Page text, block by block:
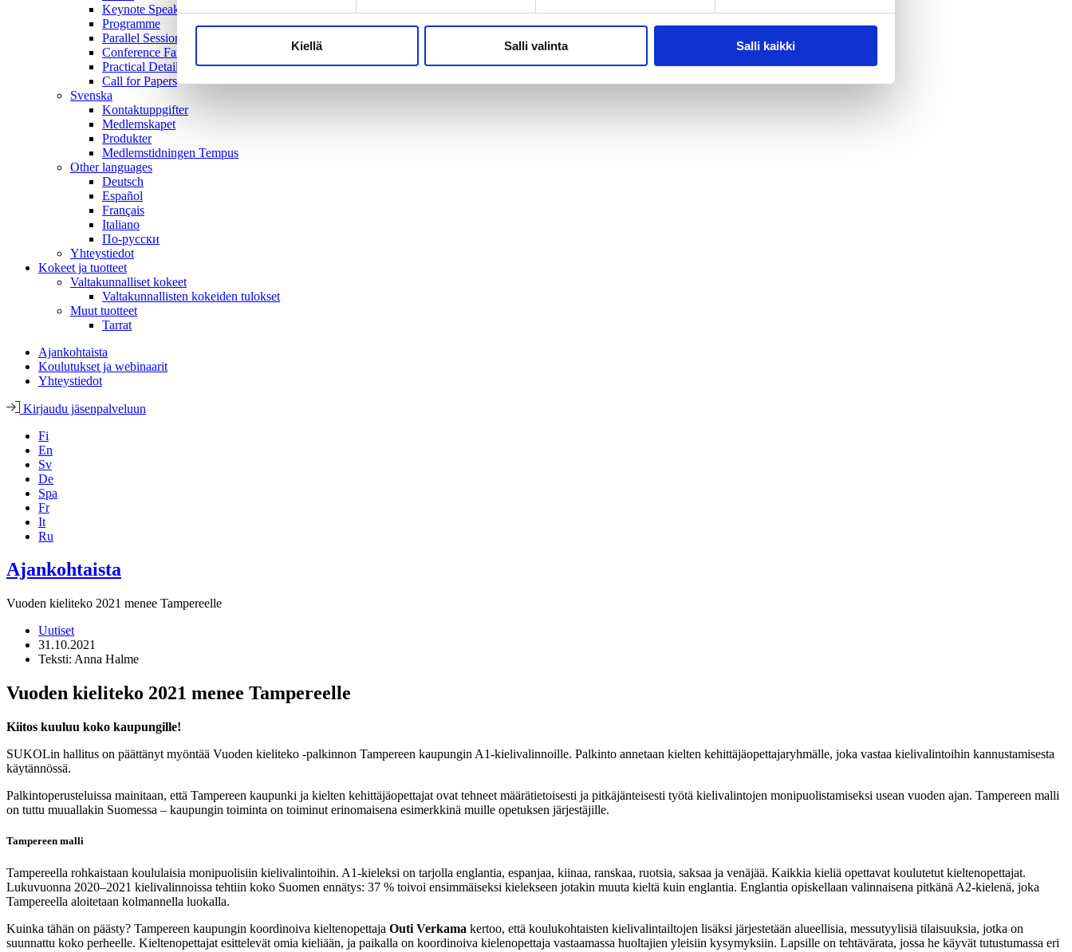
Kiellä Salli valinta Salli kaikki
Keynote Speakers
Programme
Parallel Sessions
Conference Fair and Poster Exhibition
Practical Details
Call for Papers
Svenska
Kontaktuppgifter
Medlemskapet
Produkter
Medlemstidningen Tempus
Other languages
Deutsch
Español
Français
Italiano
По-русски
Yhteystiedot
Kokeet ja tuotteet
Valtakunnalliset kokeet
Valtakunnallisten kokeiden tulokset
Muut tuotteet
Tarrat
Ajankohtaista
Koulutukset ja webinaarit
Yhteystiedot
Kirjaudu jäsenpalveluun
Fi
En
Sv
De
Spa
Fr
It
Ru
Ajankohtaista
Vuoden kieliteko 2021 menee Tampereelle
Uutiset
31.10.2021
Teksti: Anna Halme
Vuoden kieliteko 2021 menee Tampereelle
Kiitos kuuluu koko kaupungille!
SUKOLin hallitus on päättänyt myöntää Vuoden kieliteko -palkinnon Tampereen kaupungin A1-kielivalinnoille. Palkinto annetaan kielten kehittäjäopettajaryhmälle, joka vastaa kielivalintoihin kannustamisesta
käytännössä.
Palkintoperusteluissa mainitaan, että Tampereen kaupunki ja kielten kehittäjäopettajat ovat tehneet määrätietoisesti ja pitkäjänteisesti työtä kielivalintojen monipuolistamiseksi usean vuoden ajan. Tampereen malli
on tuttu muuallakin Suomessa – kaupungin toiminta on toiminut erinomaisena esimerkkinä muille opetuksen järjestäjille.
Tampereen malli
Tampereella rohkaistaan koululaisia monipuolisiin kielivalintoihin. A1-kieleksi on tarjolla englantia, espanjaa, kiinaa, ranskaa, ruotsia, saksaa ja venäjää. Kaikkia kieliä opettavat koulutetut kieltenopettajat.
Lukuvuonna 2020–2021 kielivalinnoissa tehtiin koko Suomen ennätys: 37 % toivoi ensimmäiseksi kielekseen jotakin muuta kieltä kuin englantia. Englantia opiskellaan valinnaisena pitkänä A2-kielenä, joka
Tampereella aloitetaan kolmannella luokalla.
Kuinka tähän on päästy? Tampereen kaupungin koordinoiva kieltenopettaja Outi Verkama kertoo, että koulukohtaisten kielivalintailtojen lisäksi järjestetään alueellisia, messutyylisiä tilaisuuksia, jotka on
suunnattu koko perheelle. Kieltenopettajat esittelevät omia kieliään, ja paikalla on koordinoiva kielenopettaja vastaamassa huoltajien yleisiin kysymyksiin. Lapsille on tehtävärata, jossa he käyvät tutustumassa eri